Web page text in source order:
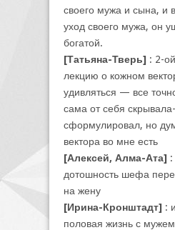
своего мужа и сына, и
уход своего мужа, он
богатой.
[Татьяна-Тверь] : 2-
лекцию о кожном
удивляться — все
сама от себя
сформулировал, но
вектора во мне есть
[Алексей, Алма-Ата]
дотошность шефа
на жену
[Ирина-Кронштадт] :
половая жизнь с